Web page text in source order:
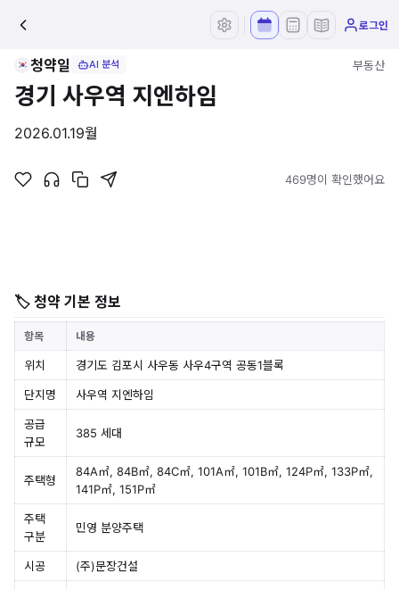
로그인
청약일 AI 분석 부동산
경기 사우역 지엔하임
2026.01.19월
469명이 확인했어요
🏷 청약 기본 정보
항목 내용
위치 경기도 김포시 사우동 사우4구역 공동1블록
단지명 사우역 지엔하임
공급
규모
385 세대
주택형
84A㎡, 84B㎡, 84C㎡, 101A㎡, 101B㎡, 124P㎡, 133P㎡,
141P㎡, 151P㎡
주택
구분
민영 분양주택
시공 (주)문장건설